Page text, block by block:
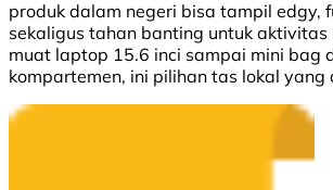
produk dalam negeri bisa tampil edgy,
sekaligus tahan banting untuk aktivitas
muat laptop 15.6 inci sampai mini bag
kompartemen, ini pilihan tas lokal